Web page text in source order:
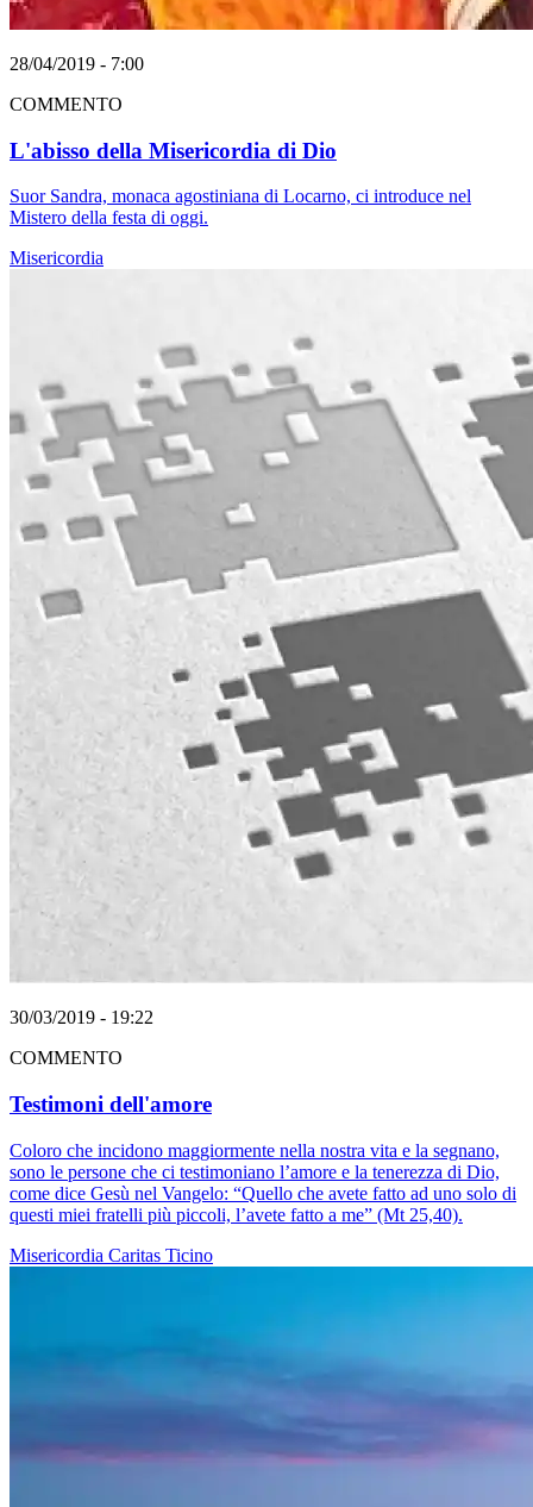
28/04/2019 - 7:00
COMMENTO
L'abisso della Misericordia di Dio
Suor Sandra, monaca agostiniana di Locarno, ci introduce nel
Mistero della festa di oggi.
Misericordia
30/03/2019 - 19:22
COMMENTO
Testimoni dell'amore
Coloro che incidono maggiormente nella nostra vita e la segnano,
sono le persone che ci testimoniano l’amore e la tenerezza di Dio,
come dice Gesù nel Vangelo: “Quello che avete fatto ad uno solo di
questi miei fratelli più piccoli, l’avete fatto a me” (Mt 25,40).
Misericordia Caritas Ticino